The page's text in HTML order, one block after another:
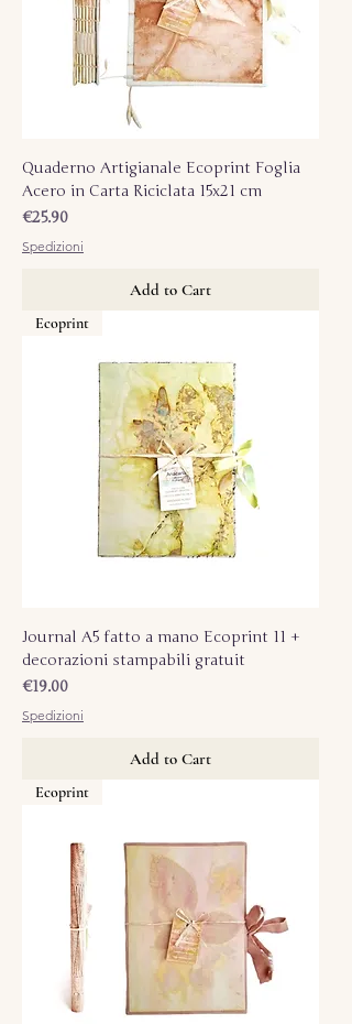
Quaderno Artigianale Ecoprint Foglia
Acero in Carta Riciclata 15x21 cm
Price
€25.90
Spedizioni
Add to Cart
Ecoprint
Journal A5 fatto a mano Ecoprint 11 +
decorazioni stampabili gratuit
Price
€19.00
Spedizioni
Add to Cart
Ecoprint